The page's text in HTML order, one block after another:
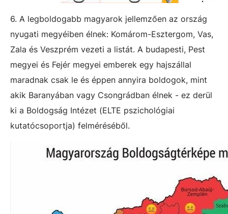
6. A legboldogabb magyarok jellemzően az ország
nyugati megyéiben élnek: Komárom-Esztergom, Vas,
Zala és Veszprém vezeti a listát. A budapesti, Pest
megyei és Fejér megyei emberek egy hajszállal
maradnak csak le és éppen annyira boldogok, mint
akik Baranyában vagy Csongrádban élnek - ez derül
ki a Boldogság Intézet (ELTE pszichológiai
kutatócsoportja) felméréséből.